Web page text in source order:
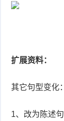
扩展资料：
其它句型变化：
1、改为陈述句